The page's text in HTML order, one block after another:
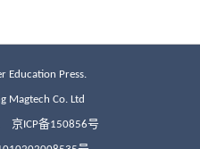
Education Press.
Magtech Co. Ltd
京ICP备150856号